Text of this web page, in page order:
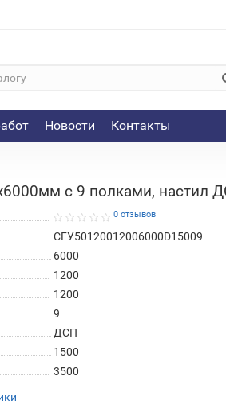
Новости Контакты
с 9 полками, настил
0 отзывов
СГУ50120012006000D15009
6000
1200
1200
9
ДСП
1500
3500